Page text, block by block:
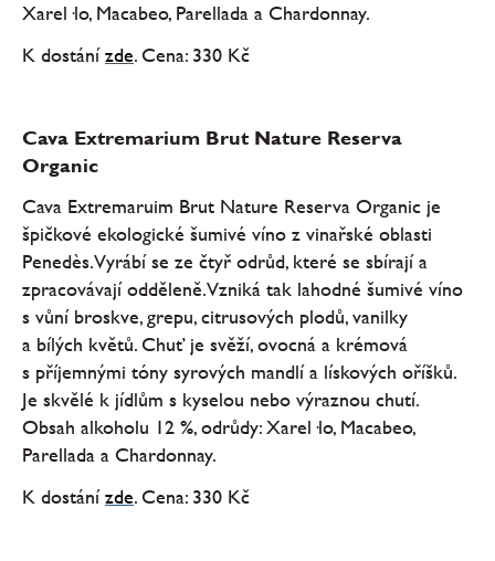
Xarel·lo, Macabeo, Parellada a Chardonnay.
K dostánízde. Cena: 330 Kč
Cava Extremarium Brut Nature Reserva
Organic
Cava Extremaruim Brut Nature Reserva Organic je
špičkové ekologické šumivé víno z vinařské oblasti
Penedès. Vyrábí se ze čtyř odrůd, které se sbírají a
zpracovávají odděleně. Vzniká tak lahodné šumivé víno
s vůní broskve, grepu, citrusových plodů, vanilky
a bílých květů. Chuť je svěží, ovocná a krémová
s příjemnými tóny syrových mandlí a lískových oříšků.
Je skvělé k jídlům s kyselou nebo výraznou chutí.
Obsah alkoholu 12 %, odrůdy: Xarel·lo, Macabeo,
Parellada a Chardonnay.
K dostánízde. Cena: 330 Kč